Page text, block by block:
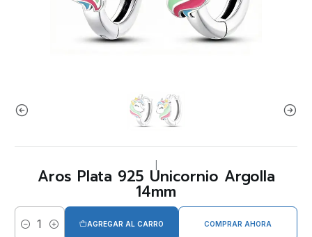
Aros Plata 925 Unicornio Argolla
14mm
Cantidad
AGREGAR AL CARRO COMPRAR AHORA